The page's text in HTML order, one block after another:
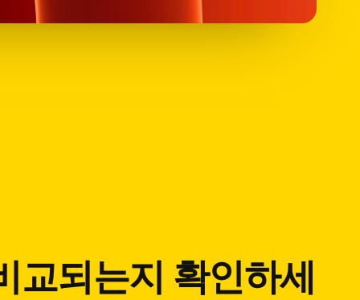
교되는지 확인하세